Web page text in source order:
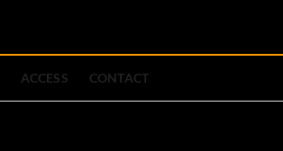
ACCESS CONTACT